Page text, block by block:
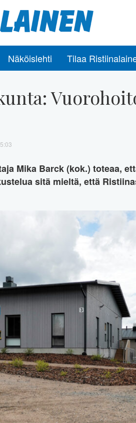
Näköislehti Tilaa
Mika Barck (kok.) toteaa,
sitä mieltä, että